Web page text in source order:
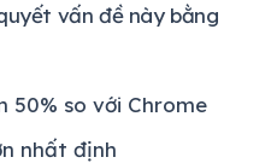
vấn đề này bằng
50% so với Chrome
nhất định